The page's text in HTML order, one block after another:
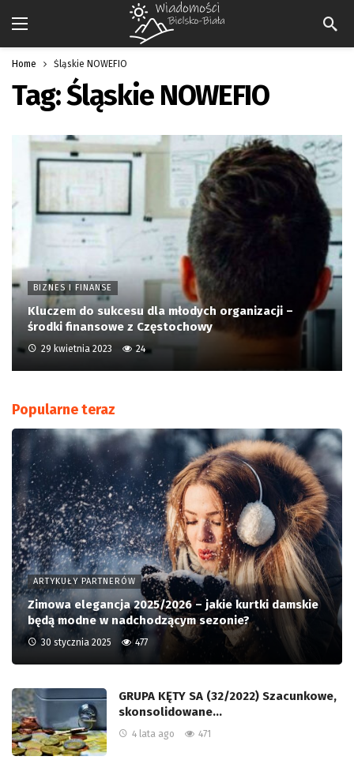
Home Śląskie NOWEFIO
Tag:Śląskie NOWEFIO
BIZNES I FINANSE
Kluczem do sukcesu dla młodych organizacji –
środki finansowe z Częstochowy
29 kwietnia 2023 24
Popularne teraz
ARTYKUŁY PARTNERÓW
Zimowa elegancja 2025/2026 – jakie kurtki damskie
będą modne w nadchodzącym sezonie?
30 stycznia 2025 477
GRUPA KĘTY SA (32/2022) Szacunkowe,
skonsolidowane…
4 lata ago 471